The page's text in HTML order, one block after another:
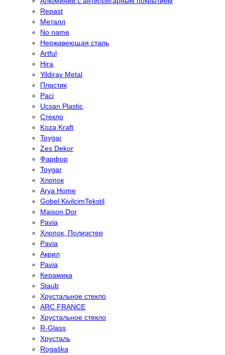
Repast
Металл
No name
Нержавеющая сталь
Artful
Hira
Yildiray Metal
Пластик
Paci
Ucsan Plastic
Стекло
Koza Kraft
Toygar
Zes Dekor
Фарфор
Toygar
Хлопок
Arya Home
Gobel KivilcimTekstil
Maison Dor
Pavia
Хлопок, Полиэстер
Pavia
Акрил
Pavia
Керамика
Staub
Хрустальное стекло
ARC FRANCE
Хрустальное стекло
R-Glass
Хрусталь
Rogaška